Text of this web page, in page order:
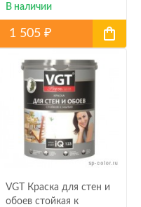
В наличии
1 505₽
VGT Краска для стен и
обоев стойкая к